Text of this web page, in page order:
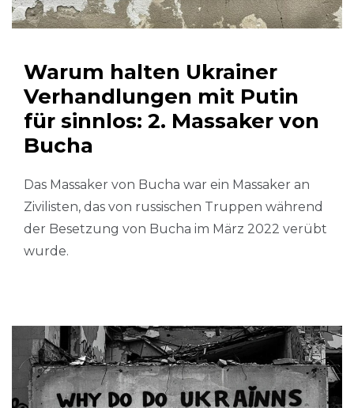
Warum halten Ukrainer
Verhandlungen mit Putin
für sinnlos: 2. Massaker von
Bucha
Das Massaker von Bucha war ein Massaker an
Zivilisten, das von russischen Truppen während
der Besetzung von Bucha im März 2022 verübt
wurde.